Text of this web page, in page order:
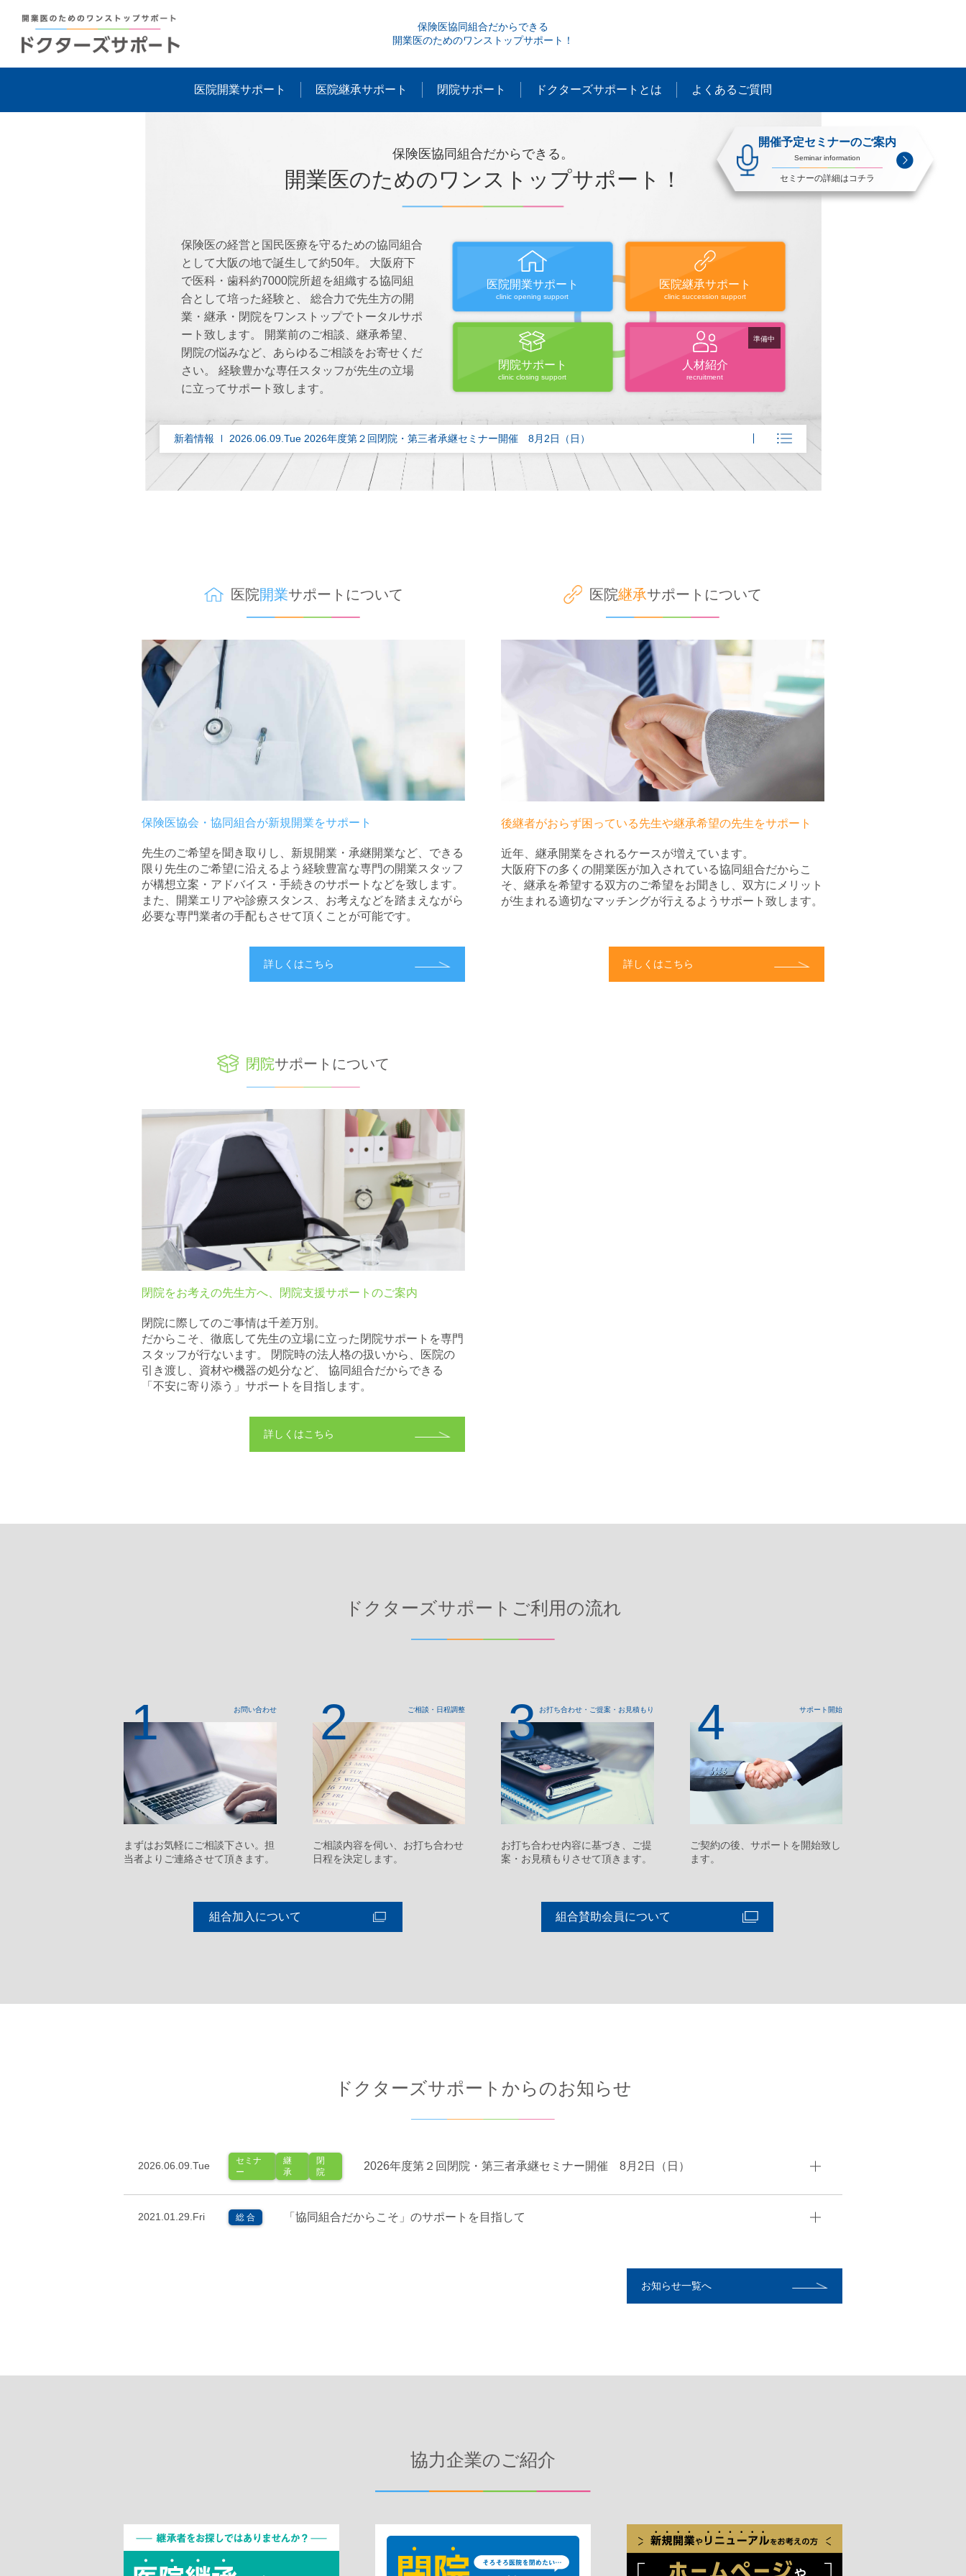
保険医協同組合だからできる
開業医のためのワンストップサポート！
医院開業サポート 医院継承サポート 閉院サポート ドクターズサポートとは よくあるご質問
新着情報 2026.06.09.Tue 2026年度第２回閉院・第三者承継セミナー開催 8月2日（日）
保険医協同組合だからできる。
開業医のためのワンストップサポート！
保険医の経営と国民医療を守るための協同組合
として大阪の地で誕生して約50年。 大阪府下
で医科・歯科約7000院所超を組織する協同組
合として培った経験と、 総合力で先生方の開
業・継承・閉院をワンストップでトータルサポ
ート致します。 開業前のご相談、継承希望、
閉院の悩みなど、あらゆるご相談をお寄せくだ
さい。 経験豊かな専任スタッフが先生の立場
に立ってサポート致します。
医院開業サポート
clinic opening support
医院継承サポート
clinic succession support
閉院サポート
clinic closing support
準備中
人材紹介
recruitment
開催予定セミナーのご案内
Seminar information
セミナーの詳細はコチラ
医院開業サポートについて
保険医協会・協同組合が新規開業をサポート
先生のご希望を聞き取りし、新規開業・承継開業など、できる
限り先生のご希望に沿えるよう経験豊富な専門の開業スタッフ
が構想立案・アドバイス・手続きのサポートなどを致します。
また、開業エリアや診療スタンス、お考えなどを踏まえながら
必要な専門業者の手配もさせて頂くことが可能です。
詳しくはこちら
医院継承サポートについて
後継者がおらず困っている先生や継承希望の先生をサポート
近年、継承開業をされるケースが増えています。
大阪府下の多くの開業医が加入されている協同組合だからこ
そ、継承を希望する双方のご希望をお聞きし、双方にメリット
が生まれる適切なマッチングが行えるようサポート致します。
詳しくはこちら
閉院サポートについて
閉院をお考えの先生方へ、閉院支援サポートのご案内
閉院に際してのご事情は千差万別。
だからこそ、徹底して先生の立場に立った閉院サポートを専門
スタッフが行ないます。 閉院時の法人格の扱いから、医院の
引き渡し、資材や機器の処分など、 協同組合だからできる
「不安に寄り添う」サポートを目指します。
詳しくはこちら
ドクターズサポートご利用の流れ
1 お問い合わせ
まずはお気軽にご相談下さい。担
当者よりご連絡させて頂きます。
2 ご相談・日程調整
ご相談内容を伺い、お打ち合わせ
日程を決定します。
3 お打ち合わせ・ ご提案・お見積もり
お打ち合わせ内容に基づき、ご提
案・お見積もりさせて頂きます。
4 サポート開始
ご契約の後、サポートを開始致し
ます。
組合加入について 組合賛助会員について
ドクターズサポートからのお知らせ
2026.06.09.Tue
セミナ
ー
継
承
閉
院
2026年度第２回閉院・第三者承継セミナー開催 8月2日（日）
2021.01.29.Fri 総 合 「協同組合だからこそ」のサポートを目指して
お知らせ一覧へ
協力企業のご紹介